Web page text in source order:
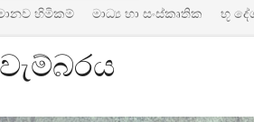
හිමිකම් මාධ්‍ය හා සංස්කෘතික භූ